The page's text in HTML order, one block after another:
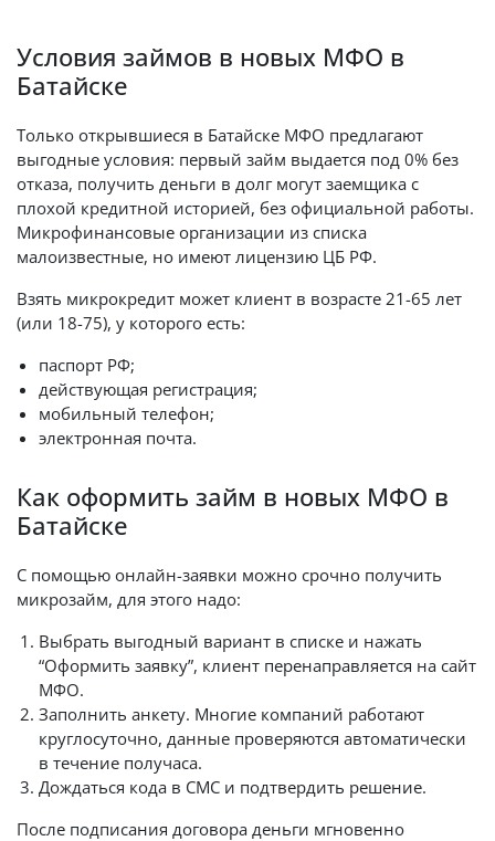
Условия займов в новых МФО в
Батайске
Только открывшиеся в Батайске МФО предлагают
выгодные условия: первый займ выдается под 0% без
отказа, получить деньги в долг могут заемщика с
плохой кредитной историей, без официальной работы.
Микрофинансовые организации из списка
малоизвестные, но имеют лицензию ЦБ РФ.
Взять микрокредит может клиент в возрасте 21-65 лет
(или 18-75), у которого есть:
паспорт РФ;
действующая регистрация;
мобильный телефон;
электронная почта.
Как оформить займ в новых МФО в
Батайске
С помощью онлайн-заявки можно срочно получить
микрозайм, для этого надо:
Выбрать выгодный вариант в списке и нажать
“Оформить заявку”, клиент перенаправляется на сайт
МФО.
Заполнить анкету. Многие компаний работают
круглосуточно, данные проверяются автоматически
в течение получаса.
Дождаться кода в СМС и подтвердить решение.
После подписания договора деньги мгновенно